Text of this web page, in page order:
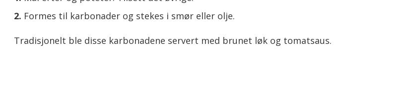
Formes til karbonader og stekes i smør eller olje.
Tradisjonelt ble disse karbonadene servert med brunet løk og tomatsaus.